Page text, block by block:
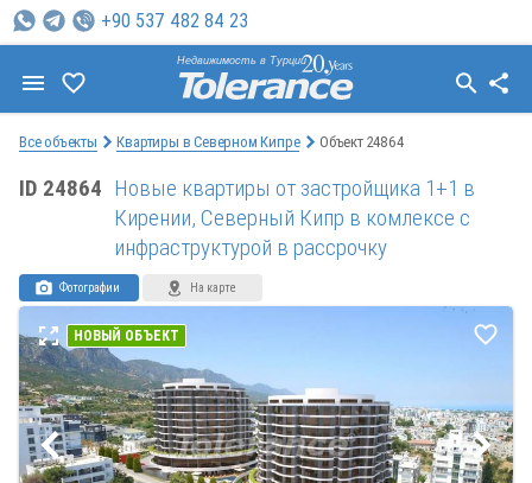
+90 537 482 84 23
Недвижимость в Турции
Все объекты Квартиры в Северном Кипре Объект 24864
Новые квартиры от застройщика 1+1 в
Кирении, Северный Кипр в комлексе с
инфраструктурой в рассрочку
ID 24864
Фотографии На карте
НОВЫЙ ОБЪЕКТ